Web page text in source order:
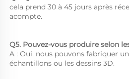
cela prend 30 à 45 jours après
acompte.
Q5. Pouvez-vous produire selon
A : Oui, nous pouvons fabriquer
échantillons ou les dessins 3D.